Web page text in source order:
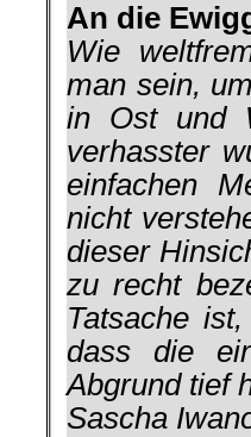
An die
Wie
man sein,
in Ost und
verhasster
einfachen
nicht
dieser
zu recht
Tatsache
dass die
Abgrund tief
Sascha